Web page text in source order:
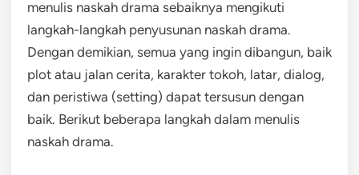
menulis naskah drama sebaiknya mengikuti
langkah-langkah penyusunan naskah drama.
Dengan demikian, semua yang ingin dibangun, baik
plot atau jalan cerita, karakter tokoh, latar, dialog,
dan peristiwa (setting) dapat tersusun dengan
baik. Berikut beberapa langkah dalam menulis
naskah drama.